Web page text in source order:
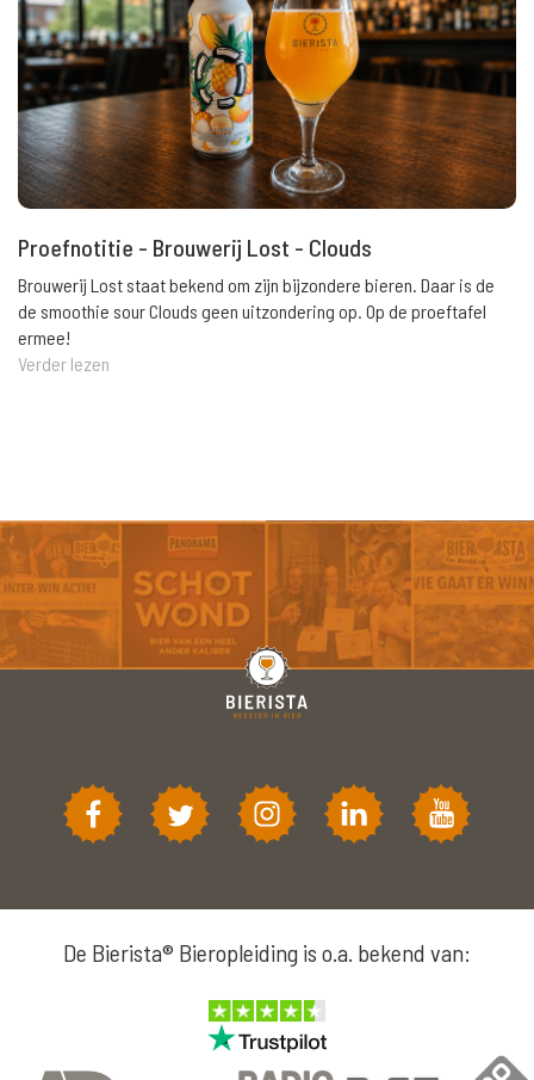
Proefnotitie - Brouwerij Lost - Clouds
Brouwerij Lost staat bekend om zijn bijzondere bieren. Daar is de
de smoothie sour Clouds geen uitzondering op. Op de proeftafel
ermee!
Verder lezen
De Bierista® Bieropleiding is o.a. bekend van: